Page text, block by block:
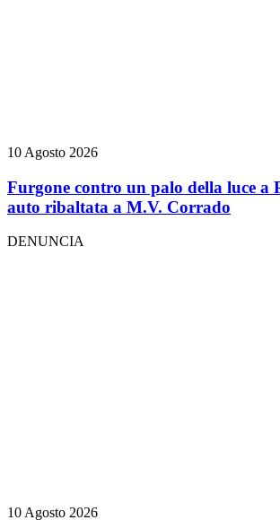
10 Agosto 2026
Furgone contro un palo della luce a
auto ribaltata a M.V. Corrado
DENUNCIA
10 Agosto 2026